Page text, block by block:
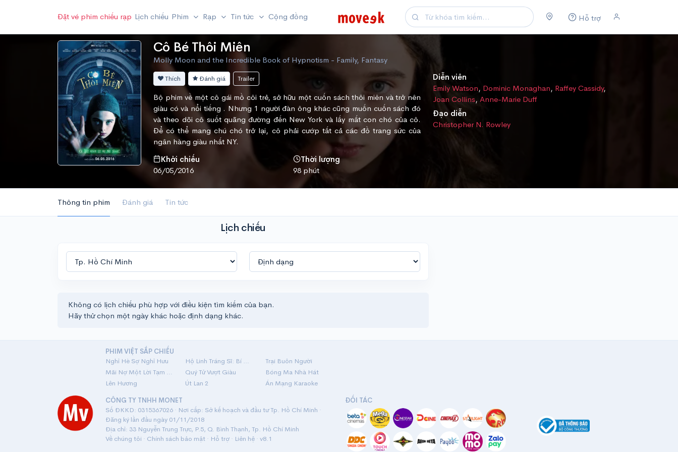
Hỗ trợ
Đặt vé phim chiếu rạp Lịch chiếu Phim Rạp Tin tức Cộng đồng
Cô Bé Thôi Miên
Molly Moon and the Incredible Book of Hypnotism - Family, Fantasy
Thích Đánh giá Trailer
Bộ phim về một cô gái mồ côi trẻ, sở hữu một cuốn sách thôi miên và trở nên
giàu có và nổi tiếng . Nhưng 1 người đàn ông khác cũng muốn cuốn sách đó
và theo dõi cô suốt quãng đường đến New York và lấy mất con chó của cô.
Để có thể mang chú chó trở lại, cô phải cướp tất cả các đồ trang sức của
ngân hàng giàu nhất NY.
Khởi chiếu
06/05/2016
Thời lượng
98 phút
Diễn viên
Emily Watson, Dominic Monaghan, Raffey Cassidy,
Joan Collins,Anne-Marie Duff
Đạo diễn
Christopher N. Rowley
Thông tin phim Đánh giá Tin tức
Lịch chiếu
Không có lịch chiếu phù hợp với điều kiện tìm kiếm của bạn.
Hãy thử chọn một ngày khác hoặc định dạng khác.
PHIM VIỆT SẮP CHIẾU
Nghỉ Hè Sợ Nghỉ Hưu
Hộ Linh Tráng Sĩ: Bí Ẩn Mộ Vua Đinh
Trại Buôn Người
Mãi Nợ Một Lời Tạm Biệt
Quý Tử Vượt Giàu
Bóng Ma Nhà Hát
Lên Hương
Út Lan 2
Án Mạng Karaoke
CÔNG TY TNHH MONET
Số ĐKKD: 0315367026 · Nơi cấp: Sở kế hoạch và đầu tư Tp. Hồ Chí Minh ·
Đăng ký lần đầu ngày 01/11/2018
Địa chỉ: 33 Nguyễn Trung Trực, P.5, Q. Bình Thạnh, Tp. Hồ Chí Minh
Về chúng tôi · Chính sách bảo mật· Hỗ trợ· Liên hệ· v8.1
ĐỐI TÁC